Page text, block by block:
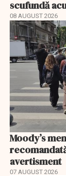
scufundă
08 AUGUST 2026
Moody’s
avertisment
07 AUGUST 2026